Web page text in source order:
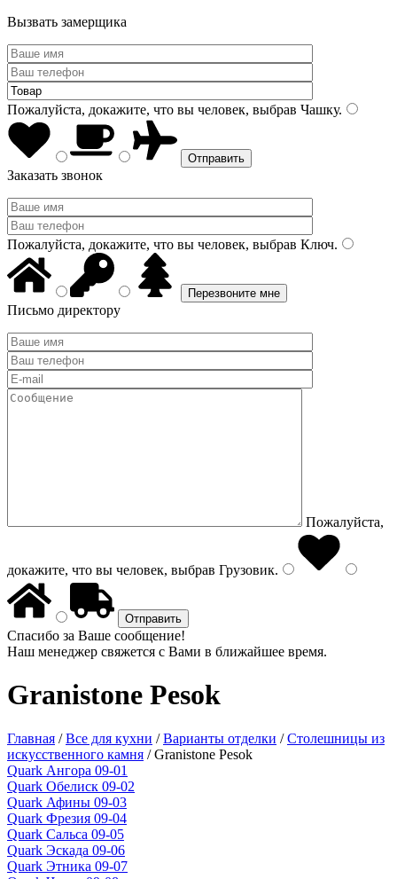
Вызвать замерщика
Пожалуйста, докажите, что вы человек, выбрав Чашку.
Заказать звонок
Пожалуйста, докажите, что вы человек, выбрав Ключ.
Письмо директору
Пожалуйста,
докажите, что вы человек, выбрав Грузовик.
Спасибо за Ваше сообщение!
Наш менеджер свяжется с Вами в ближайшее время.
Granistone Pesok
Главная /Все для кухни /Варианты отделки /Столешницы из
искусственного камня /Granistone Pesok
Quark Ангора 09-01
Quark Обелиск 09-02
Quark Афины 09-03
Quark Фрезия 09-04
Quark Сальса 09-05
Quark Эскада 09-06
Quark Этника 09-07